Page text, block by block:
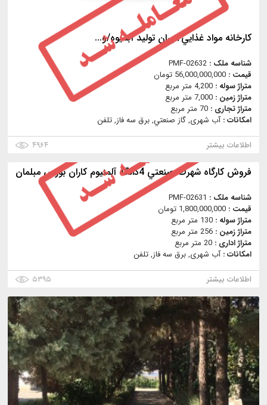
كارخانه مواد غذايي/تهران توليد آبميوه/و...
شناسه ملک : PMF-02632
قیمت : 56,000,000,000 تومان
متراژ سوله : 4,200 متر مربع
متراژ زمین : 7,000 متر مربع
متراژ تجاری : 70 متر مربع
امکانات :آب شهری, گاز صنعتي, برق سه فاز, تلفن
اطلاعات بیشتر
۴۹۶۴
فروش كارگاه شهرك صنعتي 4دانگه آلمنيوم كاران بورس مبلمان
شناسه ملک : PMF-02631
قیمت : 1,800,000,000 تومان
متراژ سوله : 130 متر مربع
متراژ زمین : 256 متر مربع
متراژ اداری : 20 متر مربع
امکانات :آب شهری, برق سه فاز, تلفن
اطلاعات بیشتر
۵۳۹۵